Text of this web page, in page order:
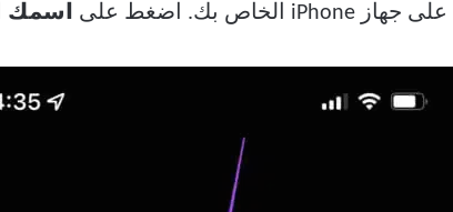
على جهاز iPhone الخاص بك. اضغط على اسمك